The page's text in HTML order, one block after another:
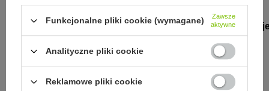
MONBENTO
Monbento
M Grey Coton
35,00 zł
Funkcjonalne pliki cookie (wymagane)
Zawsze
aktywne
Analityczne pliki cookie
Reklamowe pliki cookie